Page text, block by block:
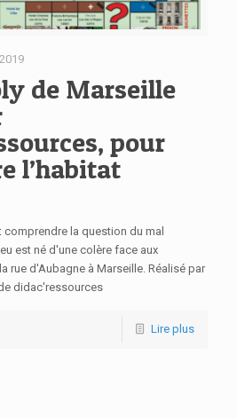
de Marseille
pour
l’habitat
la question du mal
est né d'une colère face aux
rue d'Aubagne à Marseille. Réalisé par
didac'ressources
Lire plus